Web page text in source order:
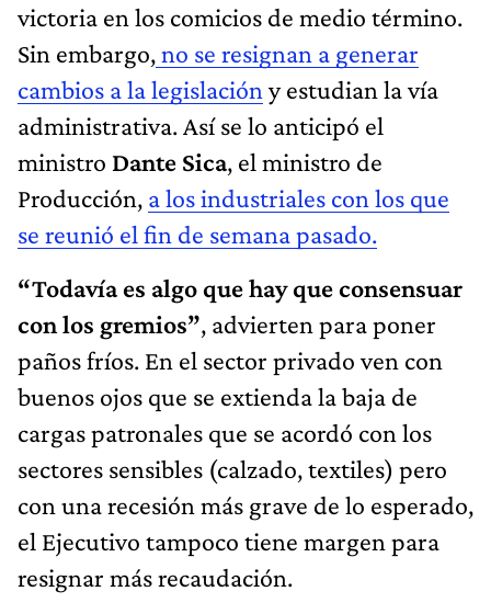
victoria en los comicios de medio término.
Sin embargo,no se resignan a generar
cambios a la legislación y estudian la vía
administrativa. Así se lo anticipó el
ministro Dante Sica, el ministro de
Producción, a los industriales con los que
se reunió el fin de semana pasado.
“Todavía es algo que hay que consensuar
con los gremios”, advierten para poner
paños fríos. En el sector privado ven con
buenos ojos que se extienda la baja de
cargas patronales que se acordó con los
sectores sensibles (calzado, textiles) pero
con una recesión más grave de lo esperado,
el Ejecutivo tampoco tiene margen para
resignar más recaudación.